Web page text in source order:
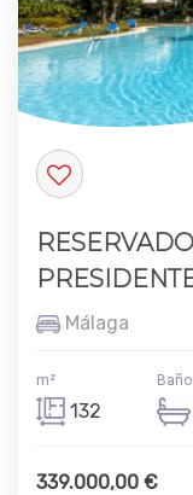
Málaga
m²
132
339.000,00 €